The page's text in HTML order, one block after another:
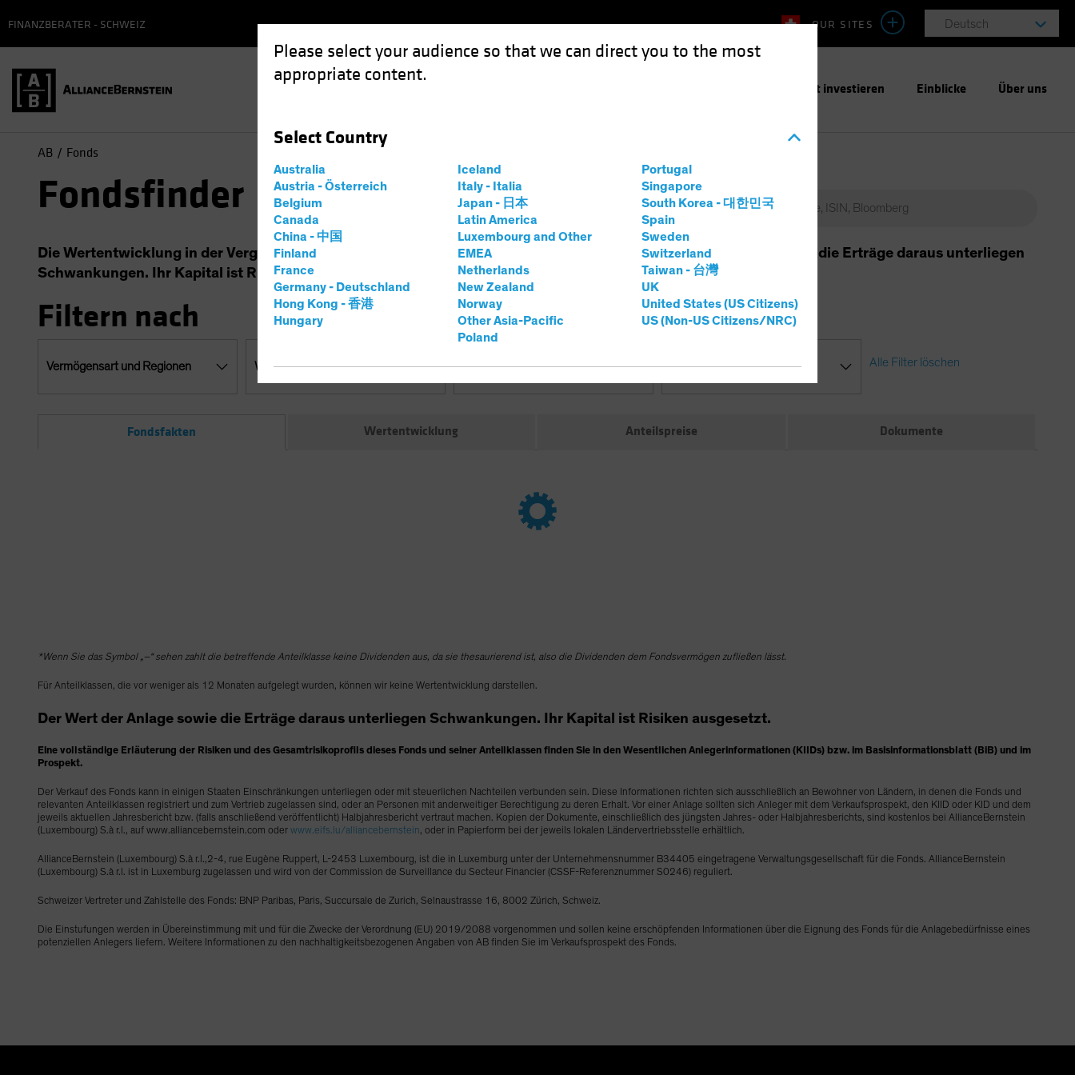
Please select your audience so that we can direct you to the most
appropriate content.
Select Country
Australia
Austria - Österreich
Belgium
Canada
China - 中国
Finland
France
Germany - Deutschland
Hong Kong - 香港
Hungary
Iceland
Italy - Italia
Japan - 日本
Latin America
Luxembourg and Other
EMEA
Netherlands
New Zealand
Norway
Other Asia-Pacific
Poland
Portugal
Singapore
South Korea - 대한민국
Spain
Sweden
Switzerland
Taiwan - 台灣
UK
United States (US Citizens)
US (Non-US Citizens/NRC)
Deutsch
OUR SITES
FINANZBERATER - SCHWEIZ
Verantwortungsbewusst investieren Einblicke Über uns
AB Fonds
Fondsfinder
Die Wertentwicklung in der Vergangenheit ist keine Garantie für zukünftige Ergebnisse. Der Wert der Anlage sowie die Erträge daraus unterliegen
Schwankungen. Ihr Kapital ist Risiken ausgesetzt.
Filtern nach
Vermögensart und Regionen Währungen Anteilklasse SFDR Classification Alle Filter löschen
Fondsfakten Wertentwicklung Anteilspreise Dokumente
*Wenn Sie das Symbol „–“ sehen zahlt die betreffende Anteilklasse keine Dividenden aus, da sie thesaurierend ist, also die Dividenden dem Fondsvermögen zufließen lässt.
Für Anteilklassen, die vor weniger als 12 Monaten aufgelegt wurden, können wir keine Wertentwicklung darstellen.
Der Wert der Anlage sowie die Erträge daraus unterliegen Schwankungen. Ihr Kapital ist Risiken ausgesetzt.
Eine vollständige Erläuterung der Risiken und des Gesamtrisikoprofils dieses Fonds und seiner Anteilklassen finden Sie in den Wesentlichen Anlegerinformationen (KIIDs) bzw. im Basisinformationsblatt (BiB) und im
Prospekt.
Der Verkauf des Fonds kann in einigen Staaten Einschränkungen unterliegen oder mit steuerlichen Nachteilen verbunden sein. Diese Informationen richten sich ausschließlich an Bewohner von Ländern, in denen die Fonds und
relevanten Anteilklassen registriert und zum Vertrieb zugelassen sind, oder an Personen mit anderweitiger Berechtigung zu deren Erhalt. Vor einer Anlage sollten sich Anleger mit dem Verkaufsprospekt, den KIID oder KID und dem
jeweils aktuellen Jahresbericht bzw. (falls anschließend veröffentlicht) Halbjahresbericht vertraut machen. Kopien der Dokumente, einschließlich des jüngsten Jahres- oder Halbjahresberichts, sind kostenlos bei AllianceBernstein
(Luxembourg) S.à r.l., auf www.alliancebernstein.com oder www.eifs.lu/alliancebernstein, oder in Papierform bei der jeweils lokalen Ländervertriebsstelle erhältlich.
AllianceBernstein (Luxembourg) S.à r.l.,2-4, rue Eugène Ruppert, L-2453 Luxembourg, ist die in Luxemburg unter der Unternehmensnummer B34405 eingetragene Verwaltungsgesellschaft für die Fonds. AllianceBernstein
(Luxembourg) S.à r.l. ist in Luxemburg zugelassen und wird von der Commission de Surveillance du Secteur Financier (CSSF-Referenznummer S0246) reguliert.
Schweizer Vertreter und Zahlstelle des Fonds: BNP Paribas, Paris, Succursale de Zurich, Selnaustrasse 16, 8002 Zürich, Schweiz.
Die Einstufungen werden in Übereinstimmung mit und für die Zwecke der Verordnung (EU) 2019/2088 vorgenommen und sollen keine erschöpfenden Informationen über die Eignung des Fonds für die Anlagebedürfnisse eines
potenziellen Anlegers liefern. Weitere Informationen zu den nachhaltigkeitsbezogenen Angaben von AB finden Sie im Verkaufsprospekt des Fonds.